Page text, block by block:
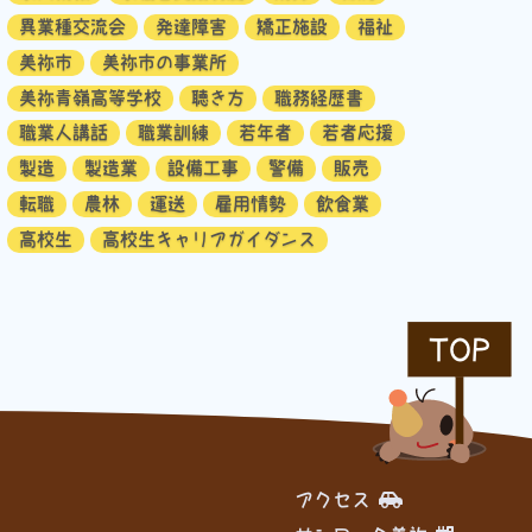
異業種交流会
発達障害 矯正施設
福祉
美祢市
美祢市の事業所
美祢青嶺高等学校
聴き方
職務経歴書
職業人講話
職業訓練 若年者
若者応援
製造
製造業 設備工事 警備
販売
転職
農林 運送 雇用情勢
飲食業
高校生
高校生キャリアガイダンス
TOP
アクセス